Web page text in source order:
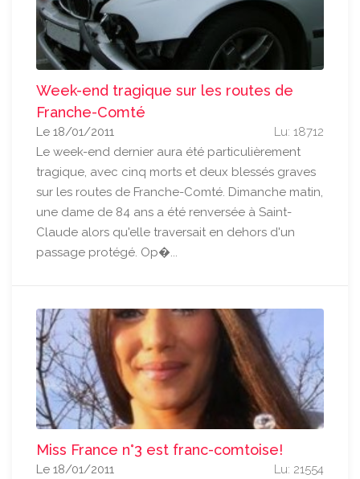
Week-end tragique sur les routes de
Franche-Comté
Lu: 18712
Le 18/01/2011
Le week-end dernier aura été particulièrement
tragique, avec cinq morts et deux blessés graves
sur les routes de Franche-Comté. Dimanche matin,
une dame de 84 ans a été renversée à Saint-
Claude alors qu'elle traversait en dehors d'un
passage protégé. Op�...
Miss France n°3 est franc-comtoise!
Lu: 21554
Le 18/01/2011